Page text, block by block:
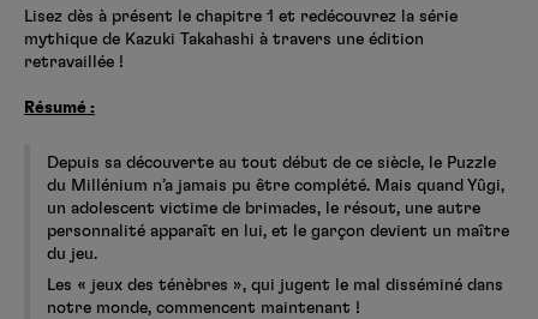
Lisez dès à présent le chapitre 1 et redécouvrez la série
mythique de Kazuki Takahashi à travers une édition
retravaillée !
Résumé :
Depuis sa découverte au tout début de ce siècle, le Puzzle
du Millénium n’a jamais pu être complété. Mais quand Yûgi,
un adolescent victime de brimades, le résout, une autre
personnalité apparaît en lui, et le garçon devient un maître
du jeu.
Les « jeux des ténèbres », qui jugent le mal disséminé dans
notre monde, commencent maintenant !